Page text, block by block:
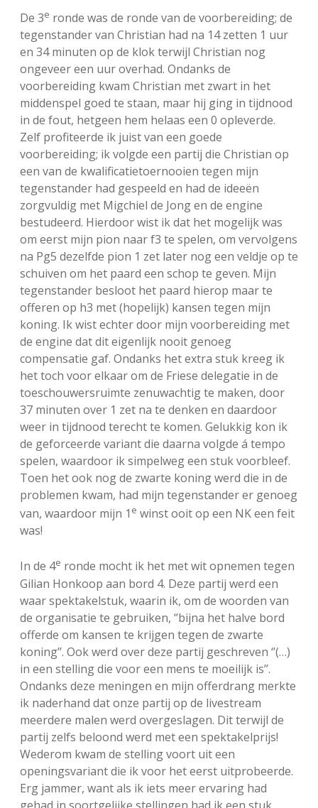
De 3e ronde was de ronde van de voorbereiding; de
tegenstander van Christian had na 14 zetten 1 uur
en 34 minuten op de klok terwijl Christian nog
ongeveer een uur overhad. Ondanks de
voorbereiding kwam Christian met zwart in het
middenspel goed te staan, maar hij ging in tijdnood
in de fout, hetgeen hem helaas een 0 opleverde.
Zelf profiteerde ik juist van een goede
voorbereiding; ik volgde een partij die Christian op
een van de kwalificatietoernooien tegen mijn
tegenstander had gespeeld en had de ideeën
zorgvuldig met Migchiel de Jong en de engine
bestudeerd. Hierdoor wist ik dat het mogelijk was
om eerst mijn pion naar f3 te spelen, om vervolgens
na Pg5 dezelfde pion 1 zet later nog een veldje op te
schuiven om het paard een schop te geven. Mijn
tegenstander besloot het paard hierop maar te
offeren op h3 met (hopelijk) kansen tegen mijn
koning. Ik wist echter door mijn voorbereiding met
de engine dat dit eigenlijk nooit genoeg
compensatie gaf. Ondanks het extra stuk kreeg ik
het toch voor elkaar om de Friese delegatie in de
toeschouwersruimte zenuwachtig te maken, door
37 minuten over 1 zet na te denken en daardoor
weer in tijdnood terecht te komen. Gelukkig kon ik
de geforceerde variant die daarna volgde á tempo
spelen, waardoor ik simpelweg een stuk voorbleef.
Toen het ook nog de zwarte koning werd die in de
problemen kwam, had mijn tegenstander er genoeg
van, waardoor mijn 1 e winst ooit op een NK een feit
was!
In de 4e ronde mocht ik het met wit opnemen tegen
Gilian Honkoop aan bord 4. Deze partij werd een
waar spektakelstuk, waarin ik, om de woorden van
de organisatie te gebruiken, ‘’bijna het halve bord
offerde om kansen te krijgen tegen de zwarte
koning’’. Ook werd over deze partij geschreven ‘’(…)
in een stelling die voor een mens te moeilijk is’’.
Ondanks deze meningen en mijn offerdrang merkte
ik naderhand dat onze partij op de livestream
meerdere malen werd overgeslagen. Dit terwijl de
partij zelfs beloond werd met een spektakelprijs!
Wederom kwam de stelling voort uit een
openingsvariant die ik voor het eerst uitprobeerde.
Erg jammer, want als ik iets meer ervaring had